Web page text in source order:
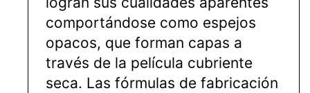
comportándose como espejos
opacos, que forman capas a
través de la película cubriente
seca. Las fórmulas de fabricación